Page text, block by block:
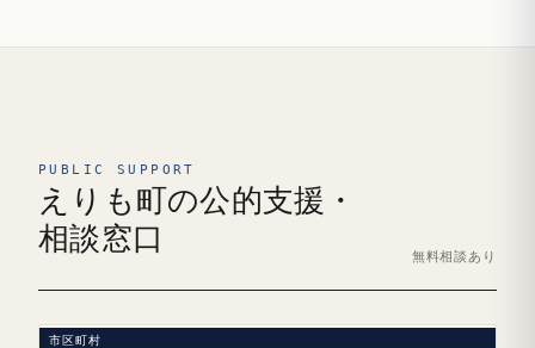
PUBLIC SUPPORT
えりも町の公的支援・
相談窓口
無料相談あり
市区町村